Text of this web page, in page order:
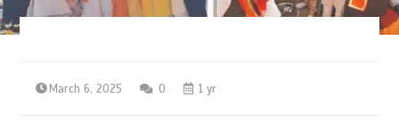
March 6, 2025 0 1 yr